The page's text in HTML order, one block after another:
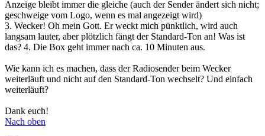
Anzeige bleibt immer die gleiche (auch der Sender ändert sich nicht;
geschweige vom Logo, wenn es mal angezeigt wird)
3. Wecker! Oh mein Gott. Er weckt mich pünktlich, wird auch
langsam lauter, aber plötzlich fängt der Standard-Ton an! Was ist
das? 4. Die Box geht immer nach ca. 10 Minuten aus.
Wie kann ich es machen, dass der Radiosender beim Wecker
weiterläuft und nicht auf den Standard-Ton wechselt? Und einfach
weiterläuft?
Dank euch!
Nach oben